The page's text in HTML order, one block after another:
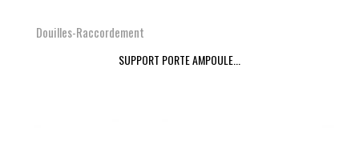
Douilles-Raccordement
SUPPORT PORTE AMPOULE...